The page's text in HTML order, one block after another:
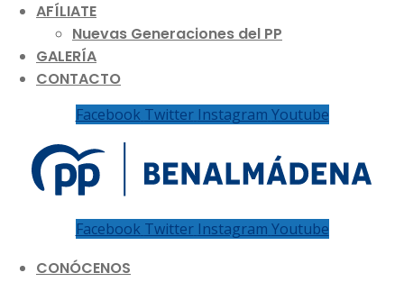
AFÍLIATE
Nuevas Generaciones del PP
GALERÍA
CONTACTO
Facebook Twitter Instagram Youtube
Facebook Twitter Instagram Youtube
CONÓCENOS